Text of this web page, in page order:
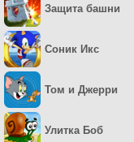
Защита башни
Соник Икс
Том и Джерри
Улитка Боб